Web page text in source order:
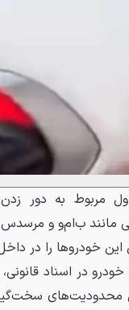
مربوط به دور
مانند ب‌ام‌و و
خودروها را در
در اسناد